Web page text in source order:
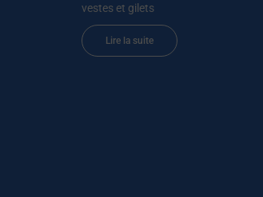
vestes et gilets
Lire la suite